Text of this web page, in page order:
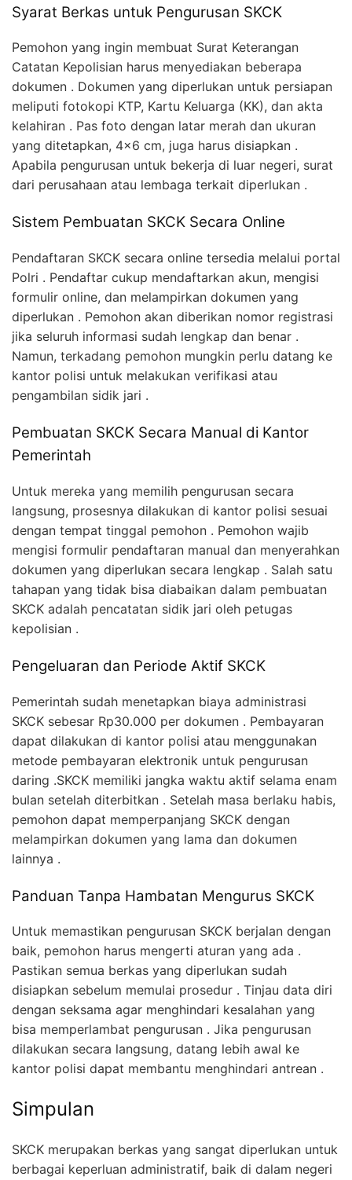
Syarat Berkas untuk Pengurusan SKCK
Pemohon yang ingin membuat Surat Keterangan
Catatan Kepolisian harus menyediakan beberapa
dokumen . Dokumen yang diperlukan untuk persiapan
meliputi fotokopi KTP, Kartu Keluarga (KK), dan akta
kelahiran . Pas foto dengan latar merah dan ukuran
yang ditetapkan, 4×6 cm, juga harus disiapkan .
Apabila pengurusan untuk bekerja di luar negeri, surat
dari perusahaan atau lembaga terkait diperlukan .
Sistem Pembuatan SKCK Secara Online
Pendaftaran SKCK secara online tersedia melalui portal
Polri . Pendaftar cukup mendaftarkan akun, mengisi
formulir online, dan melampirkan dokumen yang
diperlukan . Pemohon akan diberikan nomor registrasi
jika seluruh informasi sudah lengkap dan benar .
Namun, terkadang pemohon mungkin perlu datang ke
kantor polisi untuk melakukan verifikasi atau
pengambilan sidik jari .
Pembuatan SKCK Secara Manual di Kantor
Pemerintah
Untuk mereka yang memilih pengurusan secara
langsung, prosesnya dilakukan di kantor polisi sesuai
dengan tempat tinggal pemohon . Pemohon wajib
mengisi formulir pendaftaran manual dan menyerahkan
dokumen yang diperlukan secara lengkap . Salah satu
tahapan yang tidak bisa diabaikan dalam pembuatan
SKCK adalah pencatatan sidik jari oleh petugas
kepolisian .
Pengeluaran dan Periode Aktif SKCK
Pemerintah sudah menetapkan biaya administrasi
SKCK sebesar Rp30.000 per dokumen . Pembayaran
dapat dilakukan di kantor polisi atau menggunakan
metode pembayaran elektronik untuk pengurusan
daring .SKCK memiliki jangka waktu aktif selama enam
bulan setelah diterbitkan . Setelah masa berlaku habis,
pemohon dapat memperpanjang SKCK dengan
melampirkan dokumen yang lama dan dokumen
lainnya .
Panduan Tanpa Hambatan Mengurus SKCK
Untuk memastikan pengurusan SKCK berjalan dengan
baik, pemohon harus mengerti aturan yang ada .
Pastikan semua berkas yang diperlukan sudah
disiapkan sebelum memulai prosedur . Tinjau data diri
dengan seksama agar menghindari kesalahan yang
bisa memperlambat pengurusan . Jika pengurusan
dilakukan secara langsung, datang lebih awal ke
kantor polisi dapat membantu menghindari antrean .
Simpulan
SKCK merupakan berkas yang sangat diperlukan untuk
berbagai keperluan administratif, baik di dalam negeri